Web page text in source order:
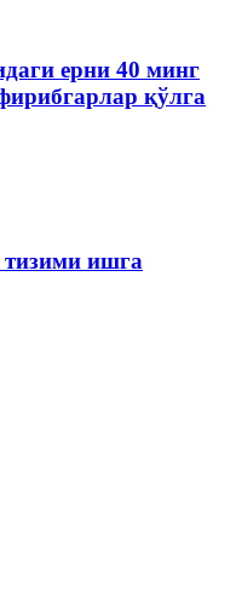
ерни 40 минг
қўлга
ишга